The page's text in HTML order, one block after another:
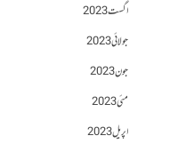
اگست 2023
جولائی 2023
جون 2023
مئی 2023
اپریل 2023